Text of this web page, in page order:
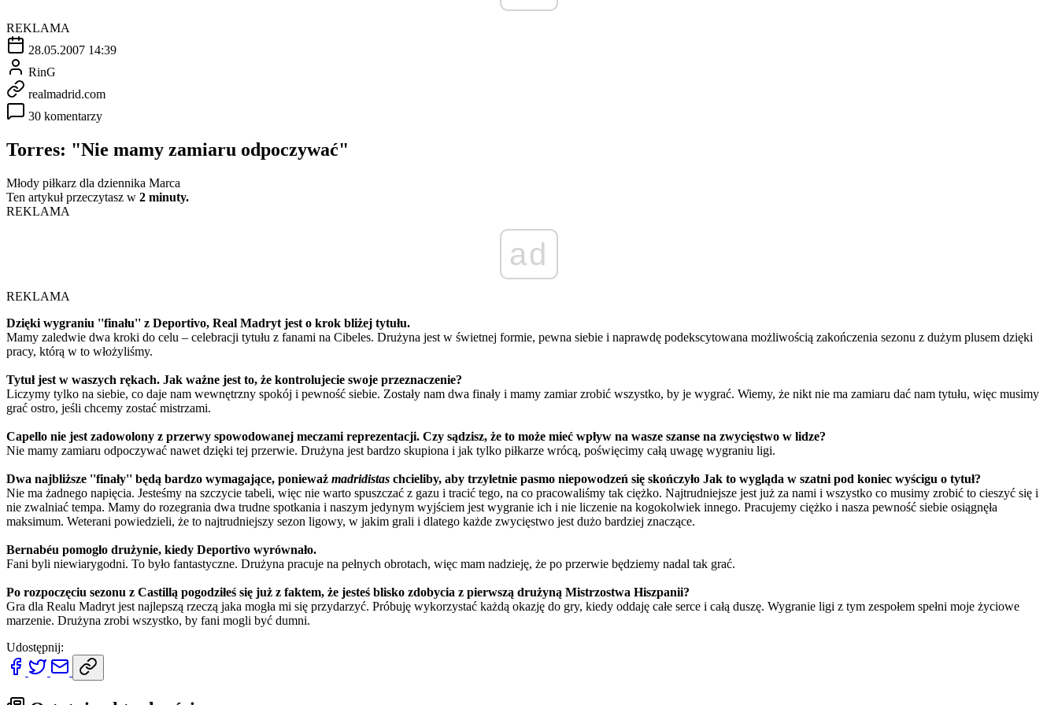
REKLAMA
28.05.2007 14:39
RinG
realmadrid.com
30 komentarzy
Torres: "Nie mamy zamiaru odpoczywać"
Młody piłkarz dla dziennika Marca
Ten artykuł przeczytasz w 2 minuty.
REKLAMA
ad
REKLAMA
Dzięki wygraniu ''finału'' z Deportivo, Real Madryt jest o krok bliżej tytułu.
Mamy zaledwie dwa kroki do celu – celebracji tytułu z fanami na Cibeles. Drużyna jest w świetnej formie, pewna siebie i naprawdę podekscytowana możliwością zakończenia sezonu z dużym plusem dzięki
pracy, którą w to włożyliśmy.
Tytuł jest w waszych rękach. Jak ważne jest to, że kontrolujecie swoje przeznaczenie?
Liczymy tylko na siebie, co daje nam wewnętrzny spokój i pewność siebie. Zostały nam dwa finały i mamy zamiar zrobić wszystko, by je wygrać. Wiemy, że nikt nie ma zamiaru dać nam tytułu, więc musimy
grać ostro, jeśli chcemy zostać mistrzami.
Capello nie jest zadowolony z przerwy spowodowanej meczami reprezentacji. Czy sądzisz, że to może mieć wpływ na wasze szanse na zwycięstwo w lidze?
Nie mamy zamiaru odpoczywać nawet dzięki tej przerwie. Drużyna jest bardzo skupiona i jak tylko piłkarze wrócą, poświęcimy całą uwagę wygraniu ligi.
Dwa najbliższe ''finały'' będą bardzo wymagające, ponieważ madridistas chcieliby, aby trzyletnie pasmo niepowodzeń się skończyło Jak to wygląda w szatni pod koniec wyścigu o tytuł?
Nie ma żadnego napięcia. Jesteśmy na szczycie tabeli, więc nie warto spuszczać z gazu i tracić tego, na co pracowaliśmy tak ciężko. Najtrudniejsze jest już za nami i wszystko co musimy zrobić to cieszyć się i
nie zwalniać tempa. Mamy do rozegrania dwa trudne spotkania i naszym jedynym wyjściem jest wygranie ich i nie liczenie na kogokolwiek innego. Pracujemy ciężko i nasza pewność siebie osiągnęła
maksimum. Weterani powiedzieli, że to najtrudniejszy sezon ligowy, w jakim grali i dlatego każde zwycięstwo jest dużo bardziej znaczące.
Bernabéu pomogło drużynie, kiedy Deportivo wyrównało.
Fani byli niewiarygodni. To było fantastyczne. Drużyna pracuje na pełnych obrotach, więc mam nadzieję, że po przerwie będziemy nadal tak grać.
Po rozpoczęciu sezonu z Castillą pogodziłeś się już z faktem, że jesteś blisko zdobycia z pierwszą drużyną Mistrzostwa Hiszpanii?
Gra dla Realu Madryt jest najlepszą rzeczą jaka mogła mi się przydarzyć. Próbuję wykorzystać każdą okazję do gry, kiedy oddaję całe serce i całą duszę. Wygranie ligi z tym zespołem spełni moje życiowe
marzenie. Drużyna zrobi wszystko, by fani mogli być dumni.
Udostępnij: